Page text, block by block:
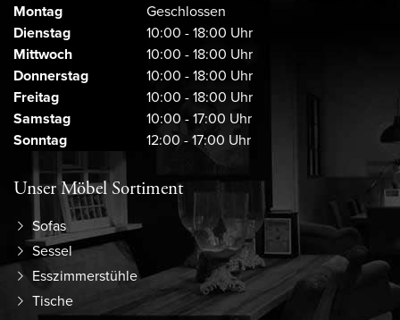
Montag
Geschlossen
Dienstag
10:00 - 18:00 Uhr
Mittwoch
10:00 - 18:00 Uhr
Donnerstag
10:00 - 18:00 Uhr
Freitag
10:00 - 18:00 Uhr
Samstag
10:00 - 17:00 Uhr
Sonntag
12:00 - 17:00 Uhr
Unser Möbel Sortiment
Sofas
Sessel
Esszimmerstühle
Tische